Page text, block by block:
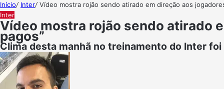
Início/ Inter/Vídeo mostra rojão sendo atirado em direção aos
Inter
Vídeo mostra rojão sendo atirado
pagos”
Clima desta manhã no treinamento do Inter